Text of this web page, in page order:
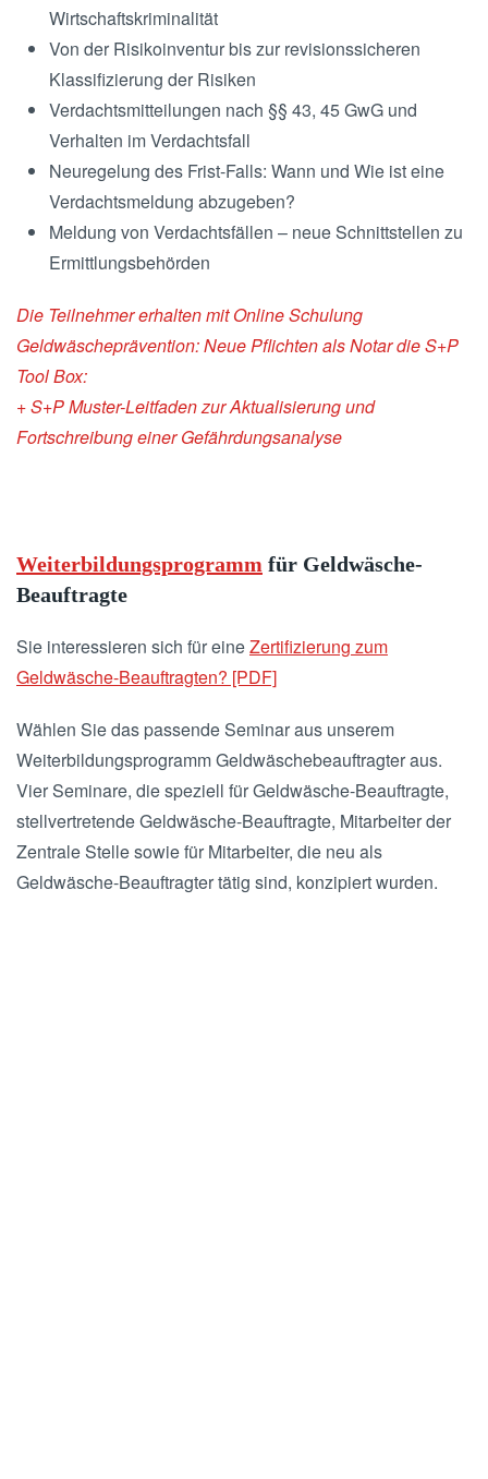
Wirtschaftskriminalität
Von der Risikoinventur bis zur revisionssicheren
Klassifizierung der Risiken
Verdachtsmitteilungen nach §§ 43, 45 GwG und
Verhalten im Verdachtsfall
Neuregelung des Frist-Falls: Wann und Wie ist eine
Verdachtsmeldung abzugeben?
Meldung von Verdachtsfällen – neue Schnittstellen zu
Ermittlungsbehörden
Die Teilnehmer erhalten mit Online Schulung
Geldwäscheprävention: Neue Pflichten als Notar die S+P
Tool Box:
+ S+P Muster-Leitfaden zur Aktualisierung und
Fortschreibung einer Gefährdungsanalyse
Weiterbildungsprogramm für Geldwäsche-
Beauftragte
Sie interessieren sich für eineZertifizierung zum
Geldwäsche-Beauftragten? [PDF]
Wählen Sie das passende Seminar aus unserem
Weiterbildungsprogramm Geldwäschebeauftragter aus.
Vier Seminare, die speziell für Geldwäsche-Beauftragte,
stellvertretende Geldwäsche-Beauftragte, Mitarbeiter der
Zentrale Stelle sowie für Mitarbeiter, die neu als
Geldwäsche-Beauftragter tätig sind, konzipiert wurden.